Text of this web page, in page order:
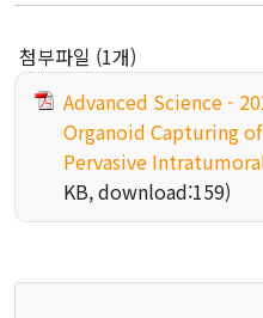
첨부파일 (1개)
Advanced Science -
Organoid Capturing
Pervasive
KB, download:159)